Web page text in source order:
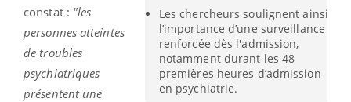
Les chercheurs soulignent ainsi
l’importance d’une surveillance
renforcée dès l'admission,
notamment durant les 48
premières heures d’admission
en psychiatrie.
constat : "les
personnes atteintes
de troubles
psychiatriques
présentent une